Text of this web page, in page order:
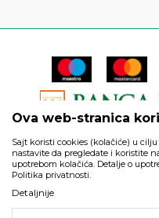
artikli prikazani na sajtu su
da su
Ova web-stranica
Sajt koristi cookies (kolačiće) u
nastavite da pregledate i koristite
upotrebom kolačića. Detalje o
Politika privatnosti.
Detaljnije